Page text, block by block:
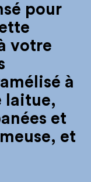
pour
votre
à
laitue,
et
et